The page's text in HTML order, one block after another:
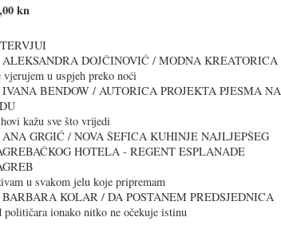
kn
ALEKSANDRA DOJČINOVIĆ / MODNA KREATORICA
vjerujem u uspjeh preko noći
IVANA BENDOW / AUTORICA PROJEKTA PJESMA NA
kažu sve što vrijedi
ANA GRGIĆ / NOVA ŠEFICA KUHINJE NAJLJEPŠEG
HOTELA - REGENT ESPLANADE
u svakom jelu koje pripremam
BARBARA KOLAR / DA POSTANEM PREDSJEDNICA
političara ionako nitko ne očekuje istinu